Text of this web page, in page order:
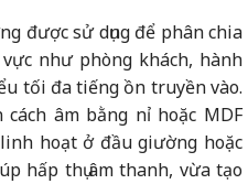
được sử dụng để phân chia
như phòng khách, hành
tối đa tiếng ồn truyền vào.
âm bằng nỉ hoặc MDF
hoạt ở đầu giường hoặc
hấp thụ âm thanh, vừa tạo